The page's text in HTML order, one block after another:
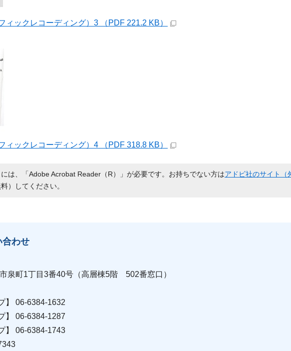
ィックレコーディング）3 （PDF 221.2 KB）
ィックレコーディング）4 （PDF 318.8 KB）
は、「Adobe Acrobat Reader（R）」が必要です。お持ちでない方はアドビ社のサイト（
）してください。
合わせ
泉町1丁目3番40号（高層棟5階 502番窓口）
】 06-6384-1632
】 06-6384-1287
】 06-6384-1743